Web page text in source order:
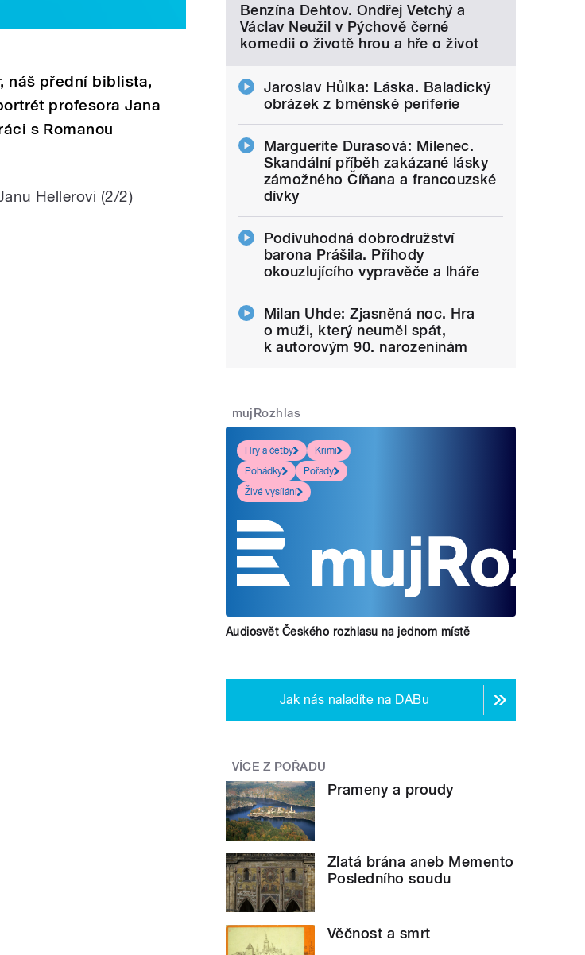
náš přední biblista,
profesora Jana
s Romanou
Hellerovi (2/2)
Benzína Dehtov. Ondřej Vetchý a
Václav Neužil v Pýchově černé
komedii o životě hrou a hře o život
Jaroslav Hůlka: Láska. Baladický
obrázek z brněnské periferie
Marguerite Durasová: Milenec.
Skandální příběh zakázané lásky
zámožného Číňana a francouzské
dívky
Podivuhodná dobrodružství
barona Prášila. Příhody
okouzlujícího vypravěče a lháře
Milan Uhde: Zjasněná noc. Hra
o muži, který neuměl spát,
k autorovým 90. narozeninám
mujRozhlas
Hry a četby
Krimi
Pohádky
Pořady
Živé vysílání
Audiosvět Českého rozhlasu na jednom místě
Jak nás naladíte na DABu
VÍCE Z POŘADU
Prameny a proudy
Zlatá brána aneb Memento
Posledního soudu
Věčnost a smrt